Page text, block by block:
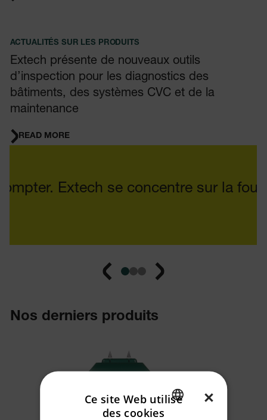
ACTUALITÉS SUR LES PRODUITS
Extech présente de nouveaux outils
d’inspection pour les diagnostics des
bâtiments, des systèmes CVC et de la
maintenance
READ MORE
Extech se concentre sur la
Nos derniers produits
×
Ce site Web utilise
des cookies